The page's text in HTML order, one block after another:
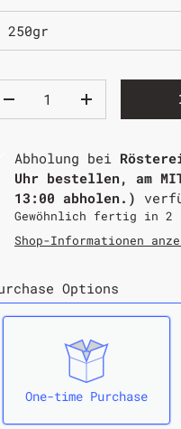
250gr
Abholung bei
Uhr bestellen, am
13:00 abholen.)
Gewöhnlich fertig in 2
Shop-Informationen
Options
One-time Purchase